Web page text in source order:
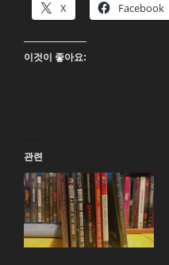
X Facebook
이것이 좋아요:
관련